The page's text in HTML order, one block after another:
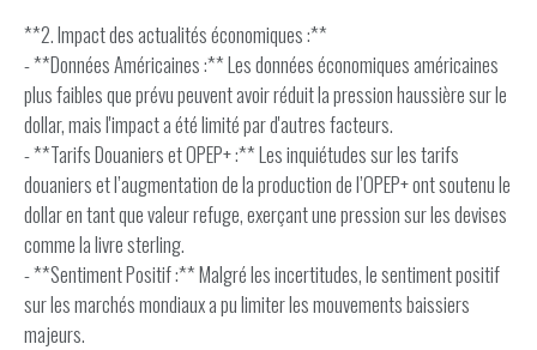
**2. Impact des actualités économiques :**
- **Données Américaines :** Les données économiques américaines
plus faibles que prévu peuvent avoir réduit la pression haussière sur le
dollar, mais l'impact a été limité par d'autres facteurs.
- **Tarifs Douaniers et OPEP+ :** Les inquiétudes sur les tarifs
douaniers et l’augmentation de la production de l’OPEP+ ont soutenu le
dollar en tant que valeur refuge, exerçant une pression sur les devises
comme la livre sterling.
- **Sentiment Positif :** Malgré les incertitudes, le sentiment positif
sur les marchés mondiaux a pu limiter les mouvements baissiers
majeurs.